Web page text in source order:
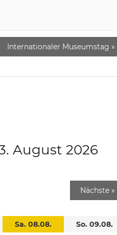
Internationaler Museumstag »
August 2026
Nächste »
Sa. 08.08.
So. 09.08.